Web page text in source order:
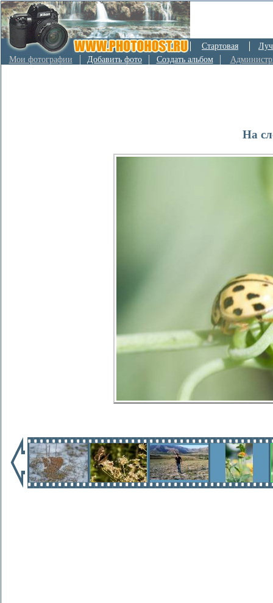
Стартовая
Мои фотографии
Добавить фото Создать альбом
На